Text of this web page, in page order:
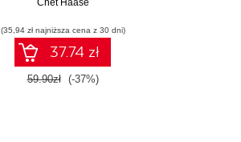
Chet Haase
(35,94 zł najniższa cena z 30 dni)
37.74 zł
59.90zł (-37%)